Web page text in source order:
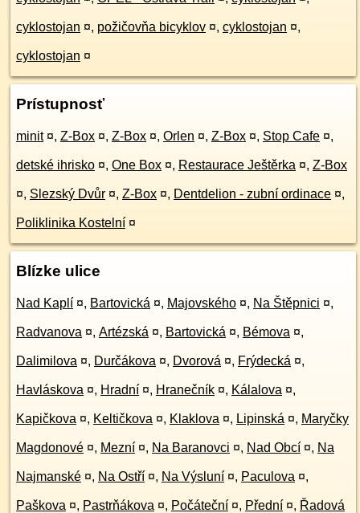
cyklostojan ¤, požičovňa bicyklov ¤, cyklostojan ¤,
cyklostojan ¤
Prístupnosť
minit ¤, Z-Box ¤, Z-Box ¤, Orlen ¤, Z-Box ¤, Stop Cafe ¤,
detské ihrisko ¤, One Box ¤, Restaurace Ještěrka ¤, Z-Box
¤, Slezský Dvůr ¤, Z-Box ¤, Dentdelion - zubní ordinace ¤,
Poliklinika Kostelní ¤
Blízke ulice
Nad Kaplí ¤, Bartovická ¤, Majovského ¤, Na Štěpnici ¤,
Radvanova ¤, Artézská ¤, Bartovická ¤, Bémova ¤,
Dalimilova ¤, Durčákova ¤, Dvorová ¤, Frýdecká ¤,
Havláskova ¤, Hradní ¤, Hranečník ¤, Kálalova ¤,
Kapičkova ¤, Keltičkova ¤, Klaklova ¤, Lipinská ¤, Maryčky
Magdonové ¤, Mezní ¤, Na Baranovci ¤, Nad Obcí ¤, Na
Najmanské ¤, Na Ostří ¤, Na Výsluní ¤, Paculova ¤,
Paškova ¤, Pastrňákova ¤, Počáteční ¤, Přední ¤, Řadová